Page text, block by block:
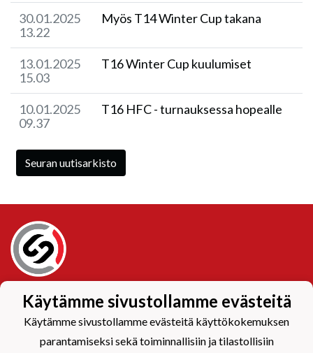
30.01.2025
13.22
Myös T14 Winter Cup takana
13.01.2025
15.03
T16 Winter Cup kuulumiset
10.01.2025
09.37
T16 HFC - turnauksessa hopealle
Seuran uutisarkisto
Tietosuojaseloste
Käytämme sivustollamme evästeitä
Käytämme sivustollamme evästeitä käyttökokemuksen
parantamiseksi sekä toiminnallisiin ja tilastollisiin